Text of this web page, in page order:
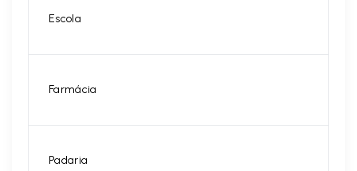
Escola
Farmácia
Padaria